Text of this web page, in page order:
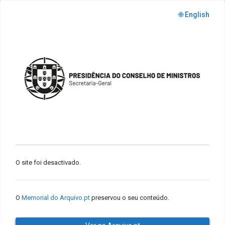
🌐 English
O site foi desactivado.
O Memorial do Arquivo.pt preservou o seu conteúdo.